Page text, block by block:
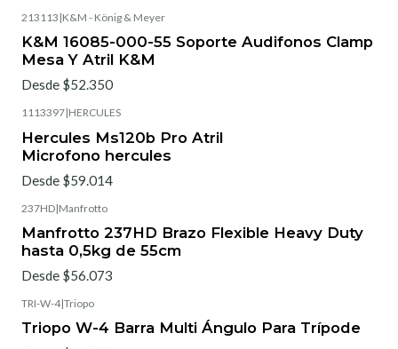
213113 |K&M - König & Meyer
K&M 16085-000-55 Soporte Audifonos Clamp
Mesa Y Atril K&M
Desde $52.350
1113397|HERCULES
Hercules Ms120b Pro Atril
Microfono hercules
Desde $59.014
237HD|Manfrotto
Manfrotto 237HD Brazo Flexible Heavy Duty
hasta 0,5kg de 55cm
Desde $56.073
TRI-W-4|Triopo
Triopo W-4 Barra Multi Ángulo Para Trípode